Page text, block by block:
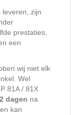
leveren, zijn
prestaties,
een
wij niet elk
Wel
81A / 81X
2 dagen na
kan